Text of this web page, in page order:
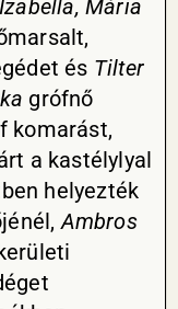
Izabella, Mária
és Tilter
grófnő
komarást,
a kastélylyal
helyezték
Ambros